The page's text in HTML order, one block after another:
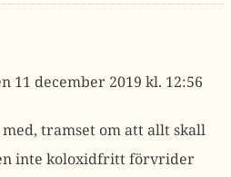
11 december 2019 kl. 12:56
tramset om att allt skall
inte koloxidfritt förvrider